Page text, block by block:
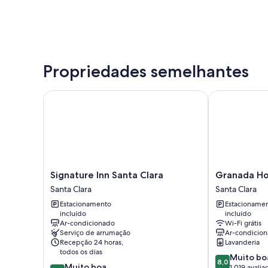
Propriedades semelhantes
Signature
Inn
Santa
Clara
Santa
Clara
Signature Inn Santa Clara
Santa Clara
Estacionamento
incluído
Ar-condicionado
Serviço de arrumação
Recepção 24 horas,
todos os dias
Signature Inn Santa Clara
Granada
Hotel
Santa
Clara
Santa
Clara
Granada
Santa Clara
incluído
Wi-Fi grátis
Ar-
Lavanderia
8.0
8,0 Muito
Granada